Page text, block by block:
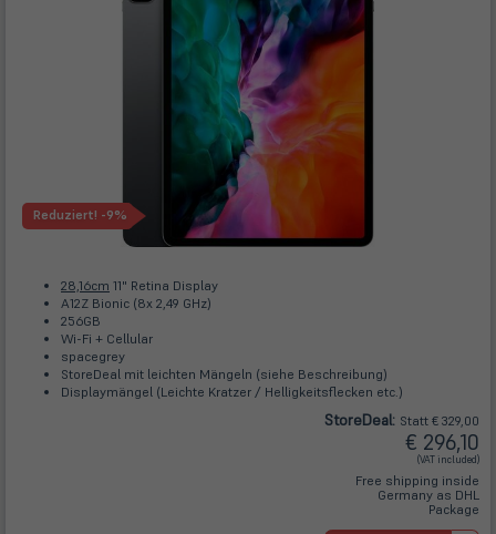
Reduziert! -9%
28,16cm 11" Retina Display
A12Z Bionic (8x 2,49 GHz)
256GB
Wi-Fi + Cellular
spacegrey
StoreDeal mit leichten Mängeln (siehe Beschreibung)
Displaymängel (Leichte Kratzer / Helligkeitsflecken etc.)
StoreDeal: Statt € 329,00
€ 296,10
(VAT included)
Free shipping inside
Germany as DHL
Package